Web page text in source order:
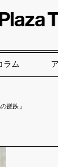
ラム
蹉跌』